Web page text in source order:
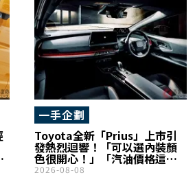
Toyota全新「Prius」上市引
發熱烈迴響！「可以選內裝顏
色很開心！」「汽油價格這麼
高，低油耗真的幫了大忙」獲
一手企劃
2026-08-08